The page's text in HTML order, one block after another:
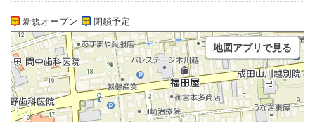
新規オープン 閉鎖予定
地図アプリで見る